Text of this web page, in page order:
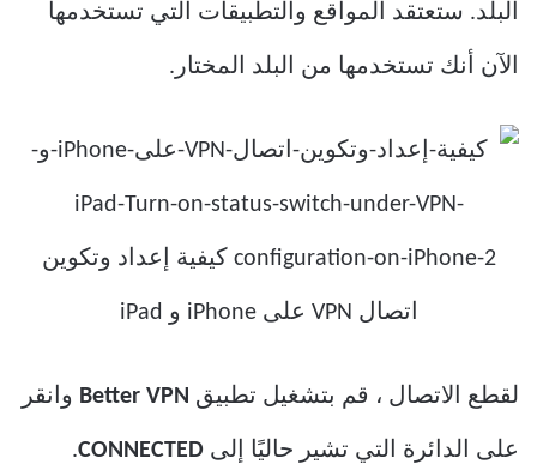
البلد. ستعتقد المواقع والتطبيقات التي تستخدمها
الآن أنك تستخدمها من البلد المختار.
لقطع الاتصال ، قم بتشغيل تطبيق وانقر
على الدائرة التي تشير حاليًا إلى CONNECTED
.